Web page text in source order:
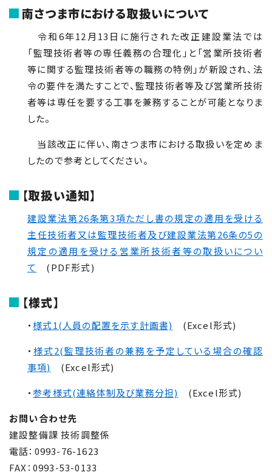
南さつま市における取扱いについて
令和6年12 月 13 日に施行された改正建設業法では
「監理技術者等の専任義務の合理化」と「営業所技術者
等に関する監理技術者等の職務の特例」が新設され、法
令の要件を満たすことで、監理技術者等及び営業所技術
者等は専任を要する工事を兼務することが可能となりま
した。
当該改正に伴い、南さつま市における取扱いを定めま
したので参考としてください。
【取扱い通知】
建設業法第26条第3項ただし書の規定の適用を受ける
主任技術者又は監理技術者及び建設業法第26条の5の
規定の適用を受ける営業所技術者等の取扱いについ
て
(PDF形式)
【様式】
・様式1(人員の配置を示す計画書)
(Excel形式)
・ 様式2(監理技術者の兼務を予定している場合の確認
事項)
(Excel形式)
・参考様式(連絡体制及び業務分担)
(Excel形式)
お問い合わせ先
建設整備課 技術調整係
電話： 0993-76-1623
FAX： 0993-53-0133